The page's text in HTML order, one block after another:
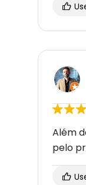
Além
pelo